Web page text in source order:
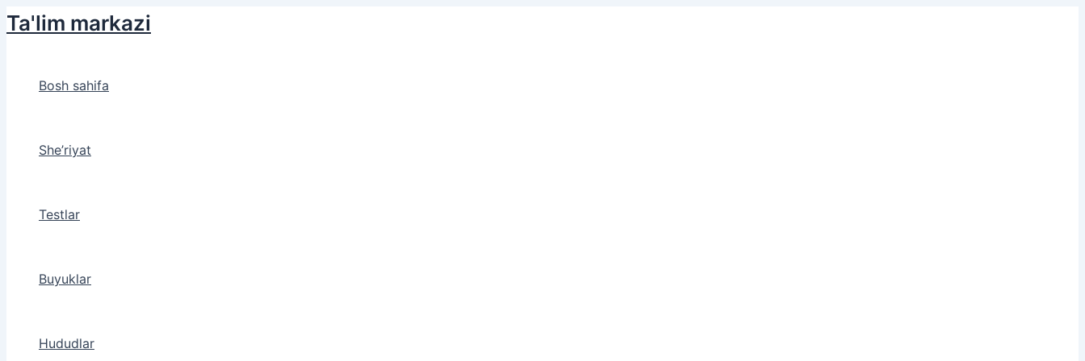
Skip
to
Ta'lim markazi
Bosh sahifa
She’riyat
Testlar
Buyuklar
Hududlar